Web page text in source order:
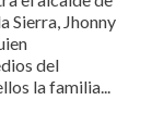
Sierra, Jhonny
del
la familia...